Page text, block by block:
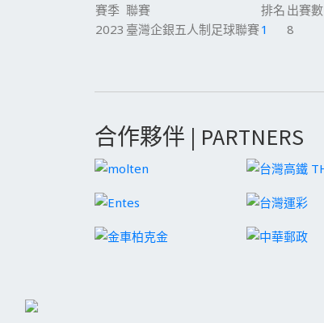
賽季 聯賽 排名 出賽數
2023 臺灣企銀五人制足球聯賽 1 8
合作夥伴 | PARTNERS